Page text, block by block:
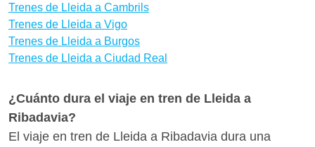
Trenes de Lleida a Cambrils
Trenes de Lleida a Vigo
Trenes de Lleida a Burgos
Trenes de Lleida a Ciudad Real
¿Cuánto dura el viaje en tren de Lleida a
Ribadavia?
El viaje en tren de Lleida a Ribadavia dura una